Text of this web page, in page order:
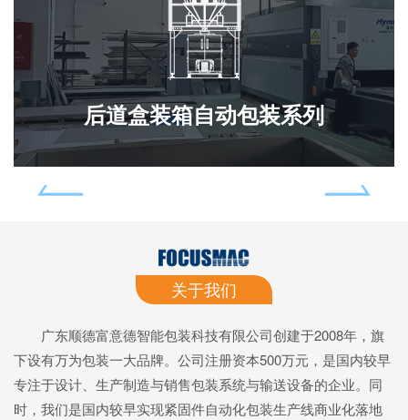
后道盒装箱自动包装系列
关于我们
广东顺德富意德智能包装科技有限公司创建于2008年，旗
下设有万为包装一大品牌。公司注册资本500万元，是国内较早
专注于设计、生产制造与销售包装系统与输送设备的企业。同
时，我们是国内较早实现紧固件自动化包装生产线商业化落地